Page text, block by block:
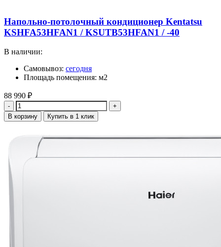
Напольно-потолочный кондиционер Kentatsu
KSHFA53HFAN1 / KSUTB53HFAN1 / -40
В наличии:
Самовывоз: сегодня
Площадь помещения: м2
88 990 ₽
Количество
В корзину Купить в 1 клик